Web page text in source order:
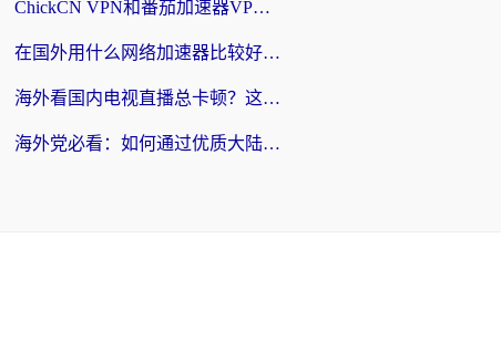
ChickCN VPN和番茄加速器VPN对比哪个回国效果更好？海外党亲测后的真实答案
在国外用什么网络加速器比较好？海外党亲测：从痛点到解决方案的全攻略
海外看国内电视直播总卡顿？这篇指南教你选对回国加速器，无缝追剧不发愁
海外党必看：如何通过优质大陆VPN节点无缝访问国内资源？